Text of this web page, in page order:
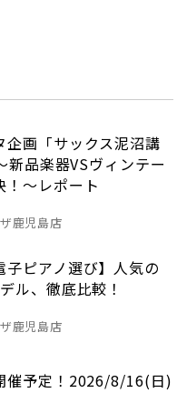
企画「サックス泥沼講
新品楽器VSヴィンテー
！～レポート
鹿児島店
子ピアノ選び】人気の
ル、徹底比較！
鹿児島店
催予定！2026/8/16(日)